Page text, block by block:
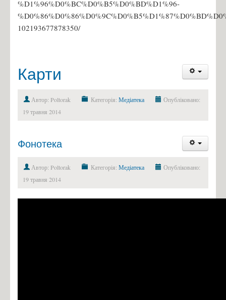
%D1%96%D0%BC%D0%B5%D0%BD%D1%96-
102193677878350/
Карти
Автор: Poltorak Категорія: Медіатека
Опубліковано:
19 травня 2014
Фонотека
Автор: Poltorak Категорія: Медіатека
Опубліковано:
19 травня 2014